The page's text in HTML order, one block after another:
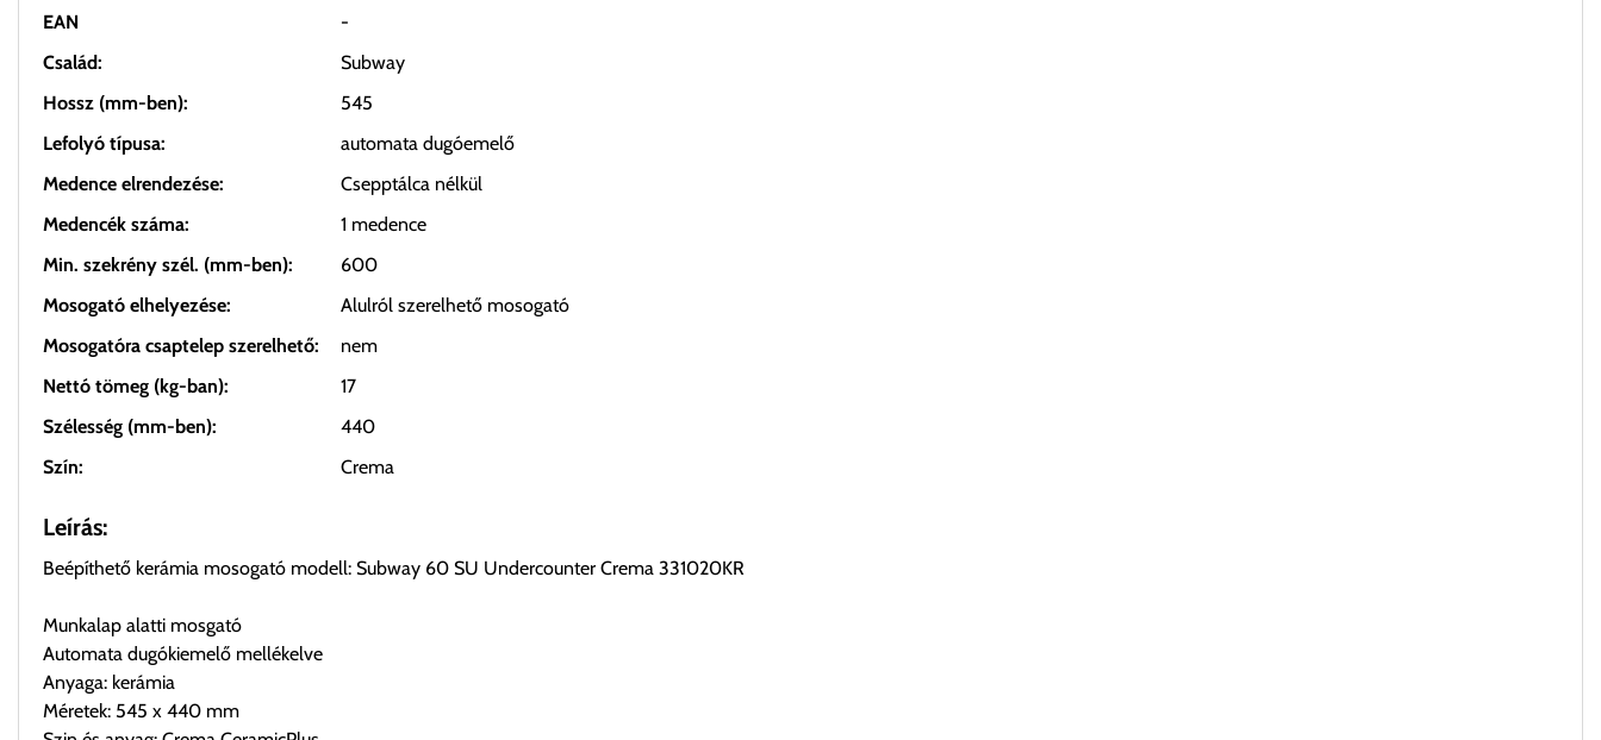
EAN
-
Család:
Subway
Hossz (mm-ben):
545
Lefolyó típusa:
automata dugóemelő
Medence elrendezése:
Csepptálca nélkül
Medencék száma:
1 medence
Min. szekrény szél. (mm-ben):
600
Mosogató elhelyezése:
Alulról szerelhető mosogató
Mosogatóra csaptelep szerelhető:
nem
Nettó tömeg (kg-ban):
17
Szélesség (mm-ben):
440
Szín:
Crema
Leírás:
Beépíthető kerámia mosogató modell: Subway 60 SU Undercounter Crema 331020KR
Munkalap alatti mosgató
Automata dugókiemelő mellékelve
Anyaga: kerámia
Méretek: 545 x 440 mm